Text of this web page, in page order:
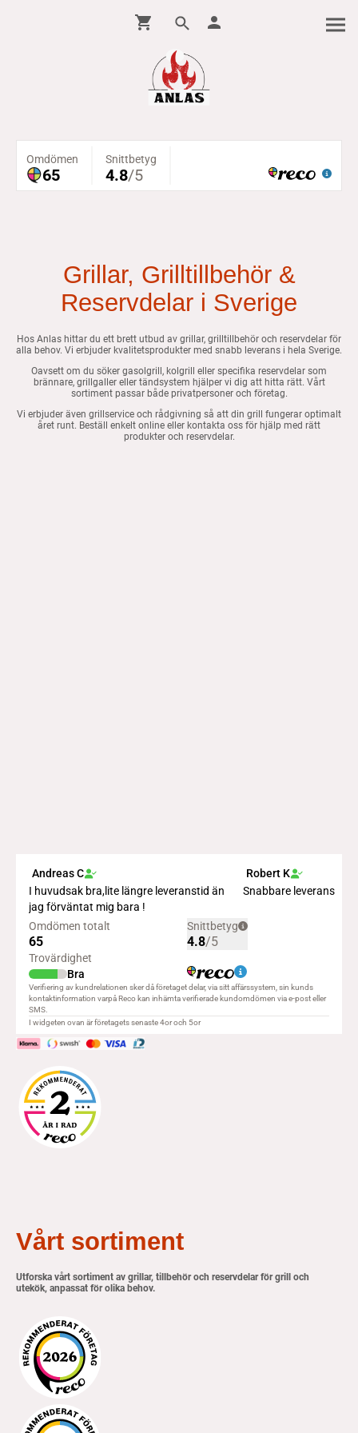
Grillar, Grilltillbehör &
Reservdelar i Sverige
Hos Anlas hittar du ett brett utbud av grillar, grilltillbehör och reservdelar för
alla behov. Vi erbjuder kvalitetsprodukter med snabb leverans i hela Sverige.
Oavsett om du söker gasolgrill, kolgrill eller specifika reservdelar som
brännare, grillgaller eller tändsystem hjälper vi dig att hitta rätt. Vårt
sortiment passar både privatpersoner och företag.
Vi erbjuder även grillservice och rådgivning så att din grill fungerar optimalt
året runt. Beställ enkelt online eller kontakta oss för hjälp med rätt
produkter och reservdelar.
Vårt sortiment
Utforska vårt sortiment av grillar, tillbehör och reservdelar för grill och
utekök, anpassat för olika behov.